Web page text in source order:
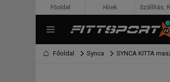
Főoldal Synca SYNCA KITTA
Főoldal Hírek